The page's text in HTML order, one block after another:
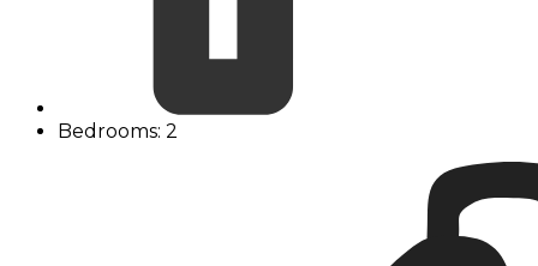
Bedrooms: 2